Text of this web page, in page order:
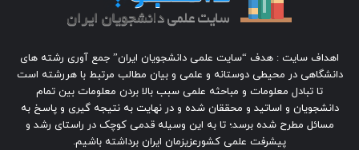
اهداف سایت : هدف “سایت علمی دانشجویان ایران” جمع آوری رشته های
دانشگاهی در محیطی دوستانه و علمی و بیان مطالب مرتبط با هررشته است
تا تبادل معلومات و مباحثه علمی سبب بالا بردن معلومات بین تمام
دانشجویان و اساتید و محققان شده و در نهایت به نتیجه گیری و پاسخ به
مسائل مطرح شده برسد؛ تا به این وسیله قدمی کوچک در راستای رشد و
پیشرفت علمی کشورعزیزمان ایران برداشته باشیم.